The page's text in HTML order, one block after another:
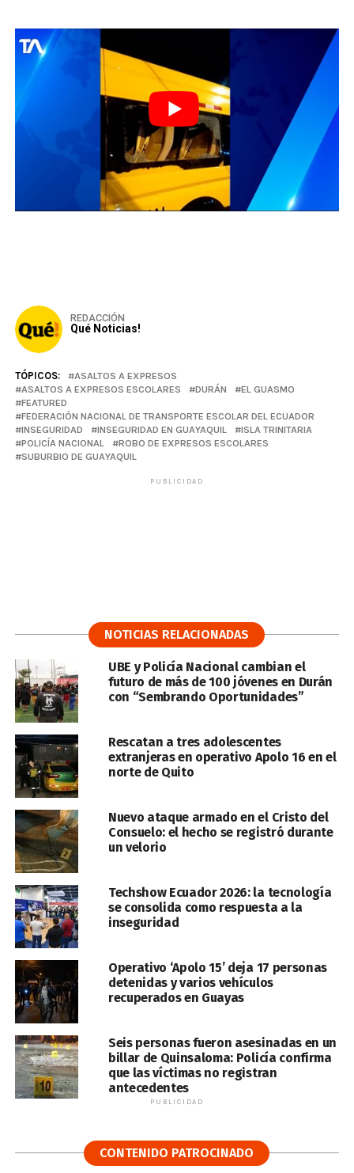
REDACCIÓN
Qué Noticias!
TÓPICOS:
ASALTOS A EXPRESOS
ASALTOS A EXPRESOS ESCOLARES
DURÁN
EL GUASMO
FEATURED
FEDERACIÓN NACIONAL DE TRANSPORTE ESCOLAR DEL ECUADOR
INSEGURIDAD
INSEGURIDAD EN GUAYAQUIL
ISLA TRINITARIA
POLICÍA NACIONAL
ROBO DE EXPRESOS ESCOLARES
SUBURBIO DE GUAYAQUIL
PUBLICIDAD
NOTICIAS RELACIONADAS
UBE y Policía Nacional cambian el
futuro de más de 100 jóvenes en Durán
con “Sembrando Oportunidades”
Rescatan a tres adolescentes
extranjeras en operativo Apolo 16 en el
norte de Quito
Nuevo ataque armado en el Cristo del
Consuelo: el hecho se registró durante
un velorio
Techshow Ecuador 2026: la tecnología
se consolida como respuesta a la
inseguridad
Operativo ‘Apolo 15’ deja 17 personas
detenidas y varios vehículos
recuperados en Guayas
Seis personas fueron asesinadas en un
billar de Quinsaloma: Policía confirma
que las víctimas no registran
antecedentes
PUBLICIDAD
CONTENIDO PATROCINADO